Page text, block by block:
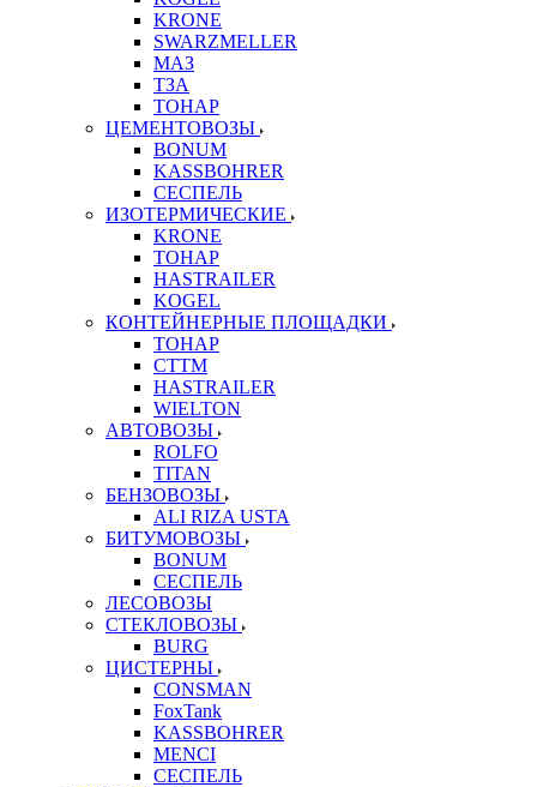
KRONE
SWARZMELLER
МАЗ
ТЗА
ТОНАР
ЦЕМЕНТОВОЗЫ
BONUM
KASSBOHRER
СЕСПЕЛЬ
ИЗОТЕРМИЧЕСКИЕ
KRONE
ТОНАР
HASTRAILER
KOGEL
КОНТЕЙНЕРНЫЕ ПЛОЩАДКИ
ТОНАР
CTTM
HASTRAILER
WIELTON
АВТОВОЗЫ
ROLFO
TITAN
БЕНЗОВОЗЫ
ALI RIZA USTA
БИТУМОВОЗЫ
BONUM
СЕСПЕЛЬ
ЛЕСОВОЗЫ
СТЕКЛОВОЗЫ
BURG
ЦИСТЕРНЫ
CONSMAN
FoxTank
KASSBOHRER
MENCI
СЕСПЕЛЬ